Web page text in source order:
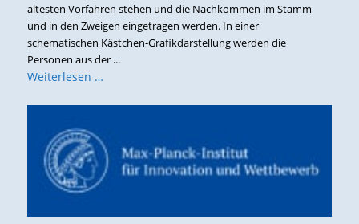
ältesten Vorfahren stehen und die Nachkommen im Stamm
und in den Zweigen eingetragen werden. In einer
schematischen Kästchen-Grafikdarstellung werden die
Personen aus der ...
Weiterlesen …